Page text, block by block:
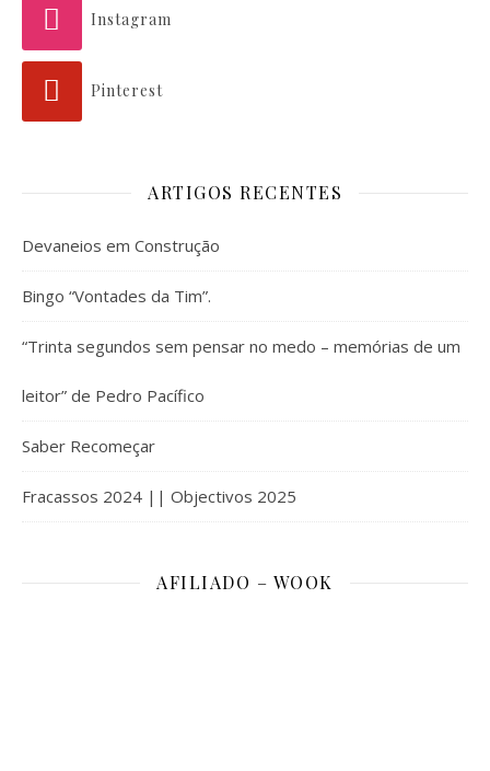
Instagram
Pinterest
ARTIGOS RECENTES
Devaneios em Construção
Bingo “Vontades da Tim”.
“Trinta segundos sem pensar no medo – memórias de um
leitor” de Pedro Pacífico
Saber Recomeçar
Fracassos 2024 || Objectivos 2025
AFILIADO – WOOK